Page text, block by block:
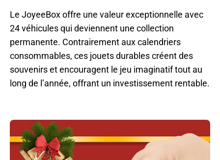
Le JoyeeBox offre une valeur exceptionnelle avec
24 véhicules qui deviennent une collection
permanente. Contrairement aux calendriers
consommables, ces jouets durables créent des
souvenirs et encouragent le jeu imaginatif tout au
long de l’année, offrant un investissement rentable.